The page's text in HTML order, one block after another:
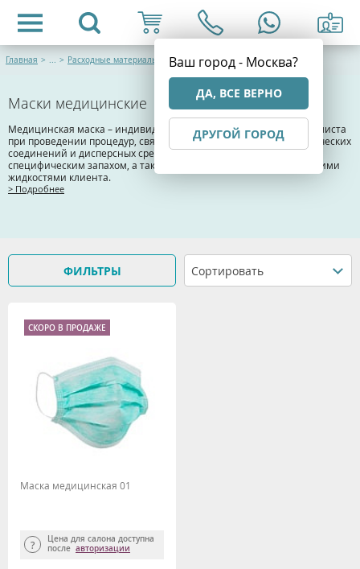
Ваш город - Москва?
ДА, ВСЕ ВЕРНО
ДРУГОЙ ГОРОД
Главная > ... > Расходные материалы и одноразовая продукция
Маски медицинские
Медицинская маска – индивидуальное средство защиты специалиста
при проведении процедур, связанных с распространением химических
соединений и дисперсных сред, применением препаратов со
специфическим запахом, а также риском контакта с биологическими
жидкостями клиента.
> Подробнее
Сортировать
ФИЛЬТРЫ
Маска медицинская 01
Цена для салона доступна
после авторизации
СКОРО В ПРОДАЖЕ